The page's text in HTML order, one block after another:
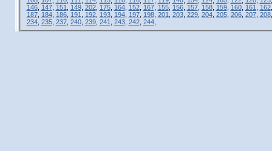
146, 147, 151 149, 202, 175, 164, 152, 167, 155, 156, 157, 158, 159, 160, 161 162
187, 184, 186, 191 192, 193, 194, 197, 198, 201 203, 229, 204, 205, 206, 207, 208
234, 235, 237, 240, 239, 241 243, 242, 244,